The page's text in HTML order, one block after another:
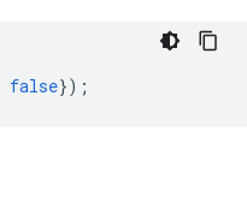
false});